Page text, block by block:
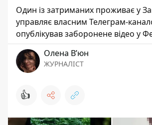
Один із затриманих проживає у
управляє власним Телеграм-
опублікував заборонене відео у
Олена Вʼюн
ЖУРНАЛІСТ
👍